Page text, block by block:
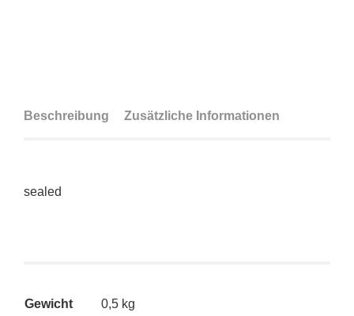
Beschreibung Zusätzliche Informationen
sealed
Gewicht 0,5 kg